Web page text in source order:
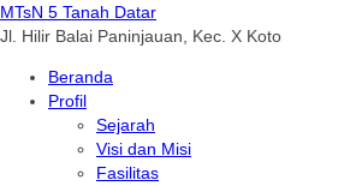
MTsN 5 Tanah Datar
Jl. Hilir Balai Paninjauan, Kec. X Koto
Beranda
Profil
Sejarah
Visi dan Misi
Fasilitas